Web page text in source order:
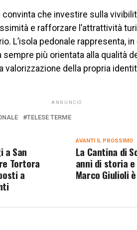
convinta che investire sulla
e rafforzare l’attrattività
L’isola pedonale rappresenta,
più orientata alla qualità
valorizzazione della propria
ANNUNCIO
TELESE TERME
AVANTI IL ​​PROSSIMO
La Cantina di
anni di storia
Marco Giulioli
a San
Tortora
a